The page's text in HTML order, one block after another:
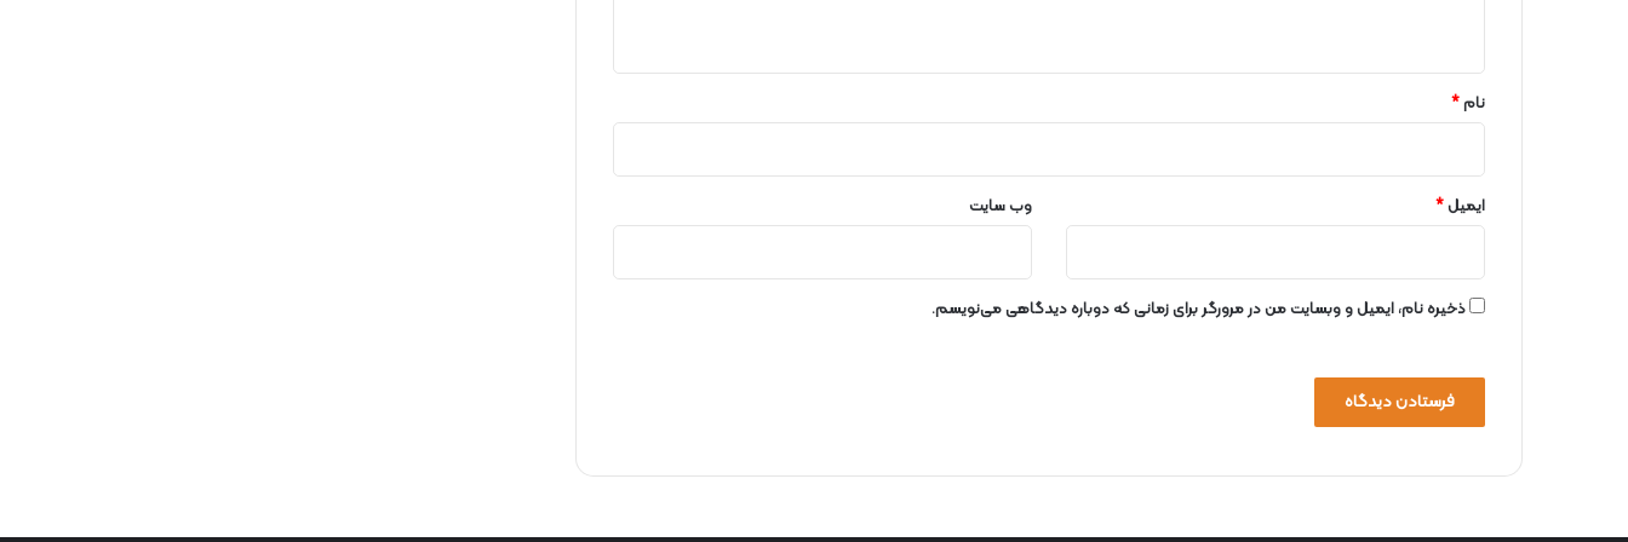
ی
ا
ه
س
ت
م
نام*
ایمیل* وب‌ سایت
ذخیره نام، ایمیل و وبسایت من در مرورگر برای زمانی که دوباره دیدگاهی می‌نویسم.